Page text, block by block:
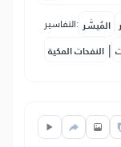
التفاسير: المُيسَّر
النفحات المكية |